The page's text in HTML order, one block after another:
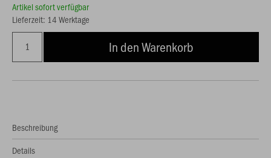
Artikel sofort verfügbar
Lieferzeit: 14 Werktage
In den Warenkorb
Beschreibung
Details